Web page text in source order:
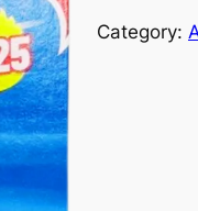
Category: